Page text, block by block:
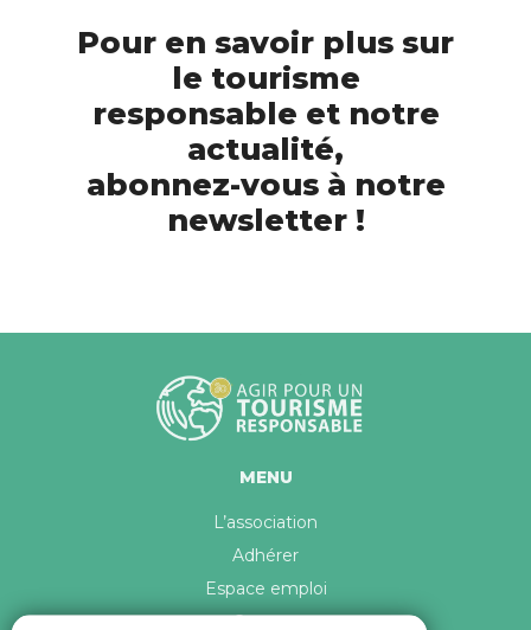
Pour en savoir plus sur
le tourisme
responsable et notre
actualité,
abonnez-vous à notre
newsletter !
MENU
L’association
Adhérer
Espace emploi
Contact